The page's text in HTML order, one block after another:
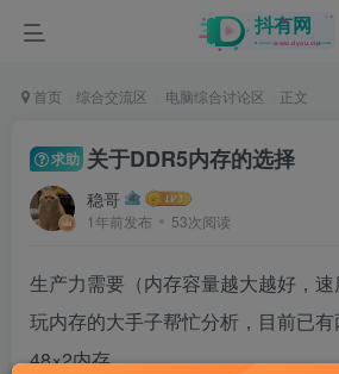
首页 综合交流区 电脑综合讨论区 正文
求助 关于DDR5内存的选择
稳哥
1年前发布 53次阅读
生产力需要（内存容量越大越好，
玩内存的大手子帮忙分析，目前已
48×2内存。